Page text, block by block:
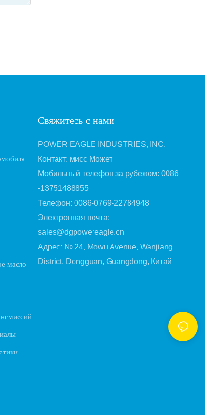
масло
Свяжитесь с нами
POWER EAGLE INDUSTRIES, INC.
Контакт: мисс Может
Мобильный телефон за рубежом: 0086
-13751488855
Телефон: 0086-0769-22784948
Электронная почта:
sales@dgpowereagle.cn
Адрес: № 24, Mowu Avenue, Wanjiang
District, Dongguan, Guangdong, Китай